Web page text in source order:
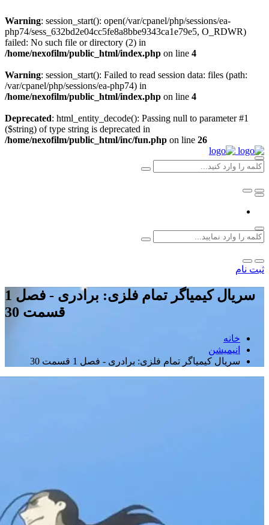
Warning: session_start(): open(/var/cpanel/php/sessions/ea-
php74/sess_632bd2e04cc5fe8a8bbe9343ca1e79e5, O_RDWR)
failed: No such file or directory (2) in
/home/nexofilm/public_html/index.php on line 4
Warning: session_start(): Failed to read session data: files (path:
/var/cpanel/php/sessions/ea-php74) in
/home/nexofilm/public_html/index.php on line 4
Deprecated: html_entity_decode(): Passing null to parameter #1
($string) of type string is deprecated in
/home/nexofilm/public_html/inc/fun.php on line 26
ثبت نام
سریال کیمیاگر تمام فلزی: برادری - فصل 1
قسمت 30
خانه
انیمیشن
سریال کیمیاگر تمام فلزی: برادری - فصل 1 قسمت 30